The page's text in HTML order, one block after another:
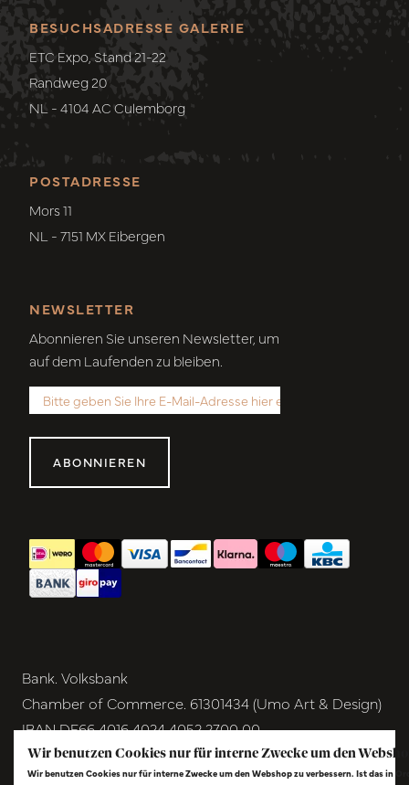
POSTADRESSE
Mors 11
NL - 7151 MX Eibergen
BESUCHSADRESSE GALERIE
ETC Expo, Stand 21-22
Randweg 20
NL - 4104 AC Culemborg
NEWSLETTER
Abonnieren Sie unseren Newsletter, um
auf dem Laufenden zu bleiben.
ABONNIEREN
Bank. Volksbank
Chamber of Commerce. 61301434 (Umo Art & Design)
IBAN DE66 4016 4024 4052 2700 00
BIC GENODEM1GRN
VAT NL854291040B01
Wir benutzen Cookies nur für interne Zwecke um den
Wir benutzen Cookies nur für interne Zwecke um den Webshop zu verbessern. Ist das in